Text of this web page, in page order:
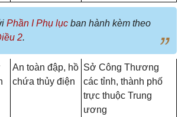
Phần I Phụ lục ban hành kèm theo
2.
An toàn đập, hồ
chứa thủy điện
Sở Công Thương
các tỉnh, thành phố
trực thuộc Trung
ương